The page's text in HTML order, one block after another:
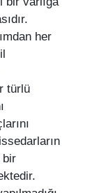
her
türlü
bir